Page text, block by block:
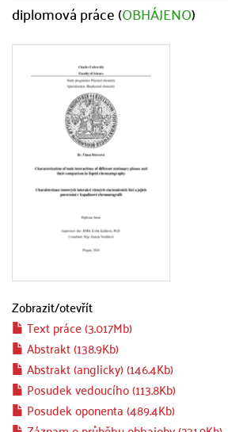
diplomová práce (OBHÁJENO)
Zobrazit/otevřít
Text práce (3.017Mb)
Abstrakt (138.9Kb)
Abstrakt (anglicky) (146.4Kb)
Posudek vedoucího (113.8Kb)
Posudek oponenta (489.4Kb)